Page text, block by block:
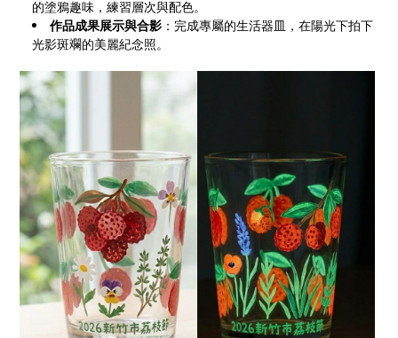
的塗鴉趣味，練習層次與配色。
作品成果展示與合影 ：完成專屬的生活器皿，在陽光下拍下
光影斑斕的美麗紀念照。